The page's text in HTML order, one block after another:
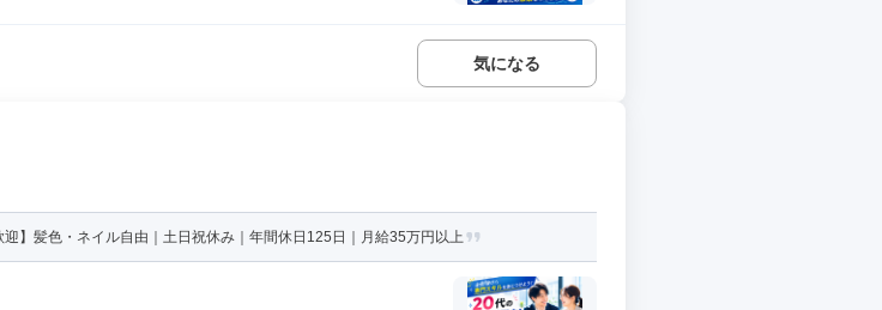
気になる
迎】髪色・ネイル自由｜土日祝休み｜年間休日125日｜月給35万円以上